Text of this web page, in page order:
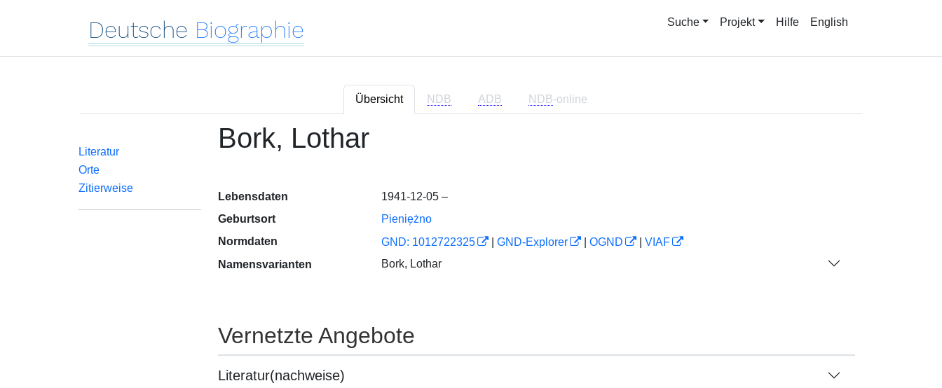
Deutsche Biographie Suche Projekt Hilfe English
Übersicht NDB ADB NDB-online
Literatur
Orte
Zitierweise
Bork, Lothar
Lebensdaten
1941-12-05 –
Geburtsort
Pienie̜żno
Normdaten
GND: 1012722325 GND-Explorer OGND
VIAF
Namensvarianten
Bork, Lothar
Vernetzte Angebote
Literatur(nachweise)